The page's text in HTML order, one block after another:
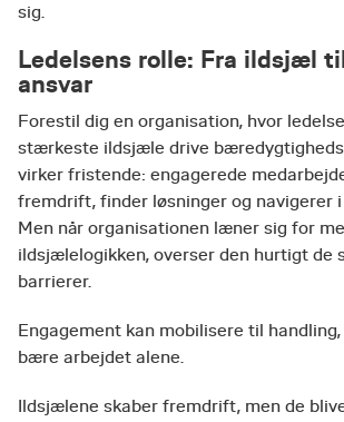
sig.
Ledelsens rolle: Fra ildsjæl
ansvar
Forestil dig en organisation, hvor
stærkeste ildsjæle drive
virker fristende: engagerede
fremdrift, finder løsninger og navigerer
Men når organisationen læner sig for
ildsjælelogikken, overser den hurtigt de
barrierer.
Engagement kan mobilisere til
bære arbejdet alene.
Ildsjælene skaber fremdrift, men de